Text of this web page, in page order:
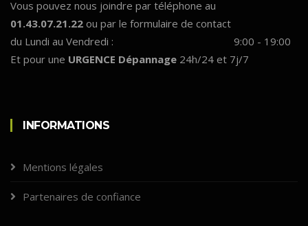
Vous pouvez nous joindre par téléphone au
01.43.07.21.22 ou par le formulaire de contact
du Lundi au Vendredi :
9:00 - 19:00
Et pour une URGENCE Dépannage 24h/24 et 7j/7
INFORMATIONS
Mentions légales
Partenaires de confiance